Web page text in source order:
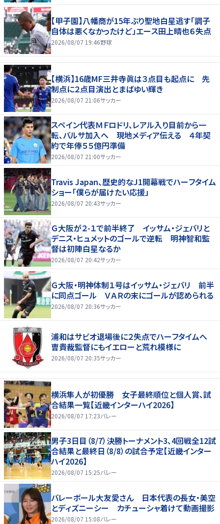
【甲子園】八幡商が15年ぶり聖地白星逃す「調子
自体は悪くなかったけど」エース田上晴也６失点
2026/08/07 19:46野球
【横浜】16歳MF三井寺眞は３点目も起点に 先
制点に２点目演出とまばゆい輝き
2026/08/07 21:06サッカー
スペイン代表ＭＦロドリ、レアル入り目前から一
転、バルサ加入へ 現地メディア伝える ４年契
約で年俸５５億円準備
2026/08/07 21:00サッカー
Travis Japan、歴史的なJ1開幕戦でハーフタイム
ショー「僕らが届けたい応援」
2026/08/07 20:43サッカー
Ｇ大阪が２-１で前半終了 イッサム・ジェバリと
デニス・ヒュメットのゴールで逆転 明神智和監
督は初陣白星なるか
2026/08/07 20:42サッカー
Ｇ大阪・明神体制１号はイッサム・ジェバリ 前半
に同点ゴール ＶＡＲの末にゴールが認められる
2026/08/07 20:36サッカー
浦和はサビオ退場後に２失点でハーフタイムへ
曺貴裁監督にもイエローと荒れ模様に
2026/08/07 20:35サッカー
横浜隼人が初優勝 女子最終順位と個人賞、試
合結果一覧【近畿インターハイ2026】
2026/08/07 17:23バレー
男子3日目（8/7）決勝トーナメント3、4回戦全12試
合結果と最終日（8/8）の試合予定【近畿インター
ハイ2026】
2026/08/07 15:25バレー
バレーボール大友愛さん 日本代表の長女・美空
とディズニーシー カチューシャ着けて動画撮影
2026/08/07 15:08バレー